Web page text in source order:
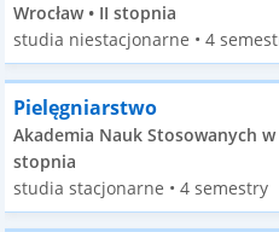
Wrocław • II stopnia
studia niestacjonarne • 4
Pielęgniarstwo
Akademia Nauk Stosowanych w
stopnia
studia stacjonarne • 4 semestry